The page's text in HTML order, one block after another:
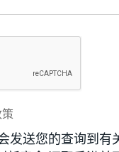
策
发送您的查询到有